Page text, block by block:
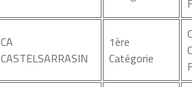
CA
CASTELSARRASIN
1ère
Catégorie